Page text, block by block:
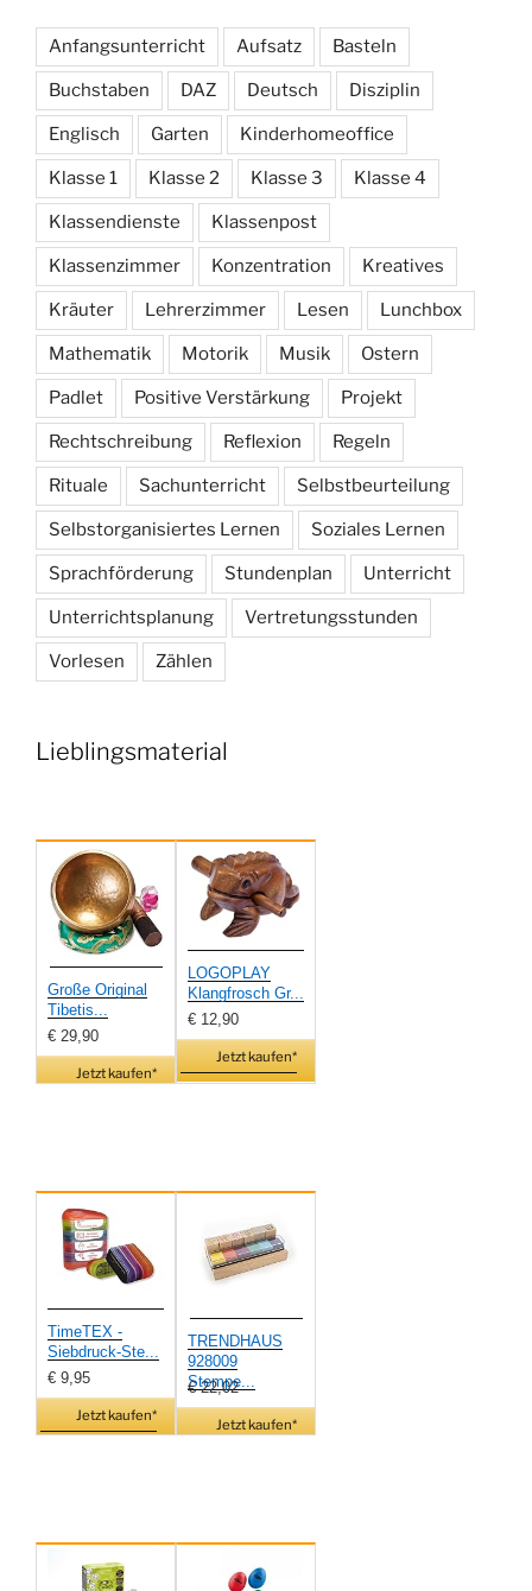
Anfangsunterricht Aufsatz Basteln
Buchstaben DAZ Deutsch Disziplin
Englisch Garten Kinderhomeoffice
Klasse 1 Klasse 2 Klasse 3 Klasse 4
Klassendienste Klassenpost
Klassenzimmer Konzentration Kreatives
Kräuter Lehrerzimmer Lesen Lunchbox
Mathematik Motorik Musik Ostern
Padlet Positive Verstärkung Projekt
Rechtschreibung Reflexion Regeln
Rituale Sachunterricht Selbstbeurteilung
Selbstorganisiertes Lernen Soziales Lernen
Sprachförderung Stundenplan Unterricht
Unterrichtsplanung Vertretungsstunden
Vorlesen Zählen
Lieblingsmaterial
Große Original
Tibetis...
€ 29,90
Jetzt kaufen*
LOGOPLAY
Klangfrosch Gr...
€ 12,90
Jetzt kaufen*
TimeTEX -
Siebdruck-Ste...
€ 9,95
Jetzt kaufen*
TRENDHAUS
928009
Stempe...
€ 22,02
Jetzt kaufen*